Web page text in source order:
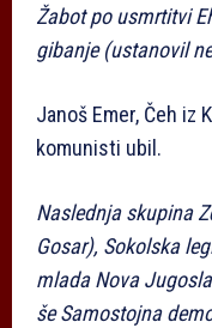
Žabot po usmrtitvi
gibanje (ustanovil
Janoš Emer, Čeh iz
komunisti ubil.
Naslednja skupina
Gosar), Sokolska
mlada Nova
še Samostojna